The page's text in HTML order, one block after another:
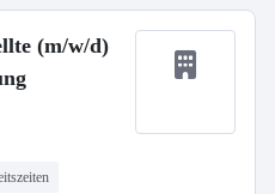
(m/w/d)